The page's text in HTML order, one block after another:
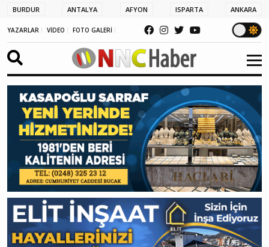
BURDUR ANTALYA AFYON ISPARTA ANKARA
YAZARLAR VİDEO FOTO GALERİ